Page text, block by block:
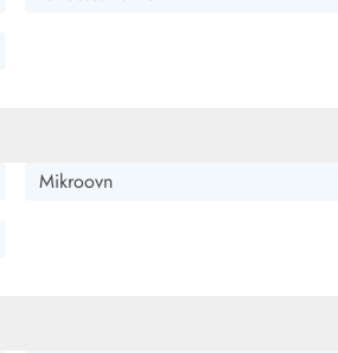
til 6 personer.
på højt niveau og samtidig kan lide
Mikroovn